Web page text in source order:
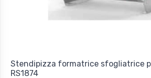
Stendipizza formatrice sfogliatrice
RS1874